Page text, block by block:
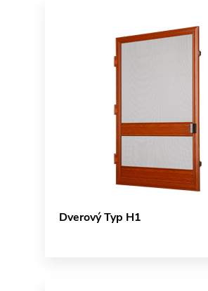
Dverový Typ H1